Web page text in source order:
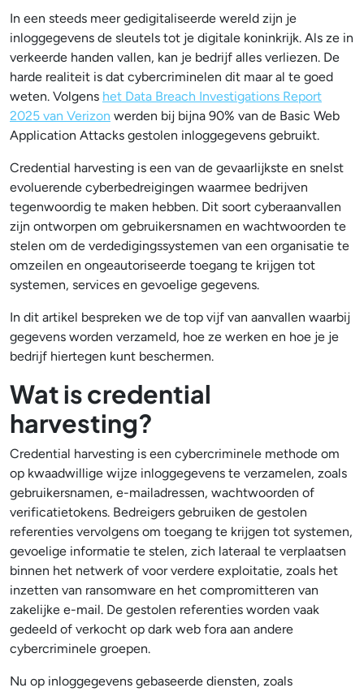
In een steeds meer gedigitaliseerde wereld zijn je
inloggegevens de sleutels tot je digitale koninkrijk. Als ze in
verkeerde handen vallen, kan je bedrijf alles verliezen. De
harde realiteit is dat cybercriminelen dit maar al te goed
weten. Volgens het Data Breach Investigations Report
2025 van Verizon werden bij bijna 90% van de Basic Web
Application Attacks gestolen inloggegevens gebruikt.
Credential harvesting is een van de gevaarlijkste en snelst
evoluerende cyberbedreigingen waarmee bedrijven
tegenwoordig te maken hebben. Dit soort cyberaanvallen
zijn ontworpen om gebruikersnamen en wachtwoorden te
stelen om de verdedigingssystemen van een organisatie te
omzeilen en ongeautoriseerde toegang te krijgen tot
systemen, services en gevoelige gegevens.
In dit artikel bespreken we de top vijf van aanvallen waarbij
gegevens worden verzameld, hoe ze werken en hoe je je
bedrijf hiertegen kunt beschermen.
Wat is credential
harvesting?
Credential harvesting is een cybercriminele methode om
op kwaadwillige wijze inloggegevens te verzamelen, zoals
gebruikersnamen, e-mailadressen, wachtwoorden of
verificatietokens. Bedreigers gebruiken de gestolen
referenties vervolgens om toegang te krijgen tot systemen,
gevoelige informatie te stelen, zich lateraal te verplaatsen
binnen het netwerk of voor verdere exploitatie, zoals het
inzetten van ransomware en het compromitteren van
zakelijke e-mail. De gestolen referenties worden vaak
gedeeld of verkocht op dark web fora aan andere
cybercriminele groepen.
Nu op inloggegevens gebaseerde diensten, zoals